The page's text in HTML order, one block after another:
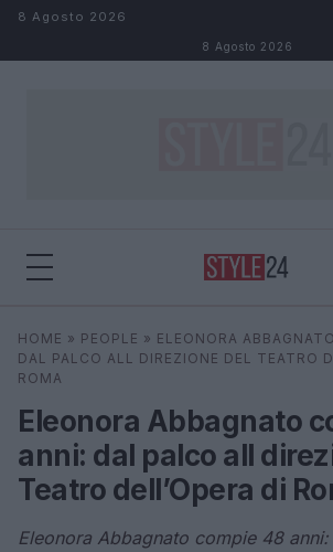
Salta al contenuto
8 Agosto 2026
8 Agosto 2026
Cerca
HOME » PEOPLE » ELEONORA
DAL PALCO ALL DIREZIONE DEL TEATRO
ROMA
Eleonora Abbagnato
anni: dal palco all
Teatro dell’Opera di
Eleonora Abbagnato compie 48